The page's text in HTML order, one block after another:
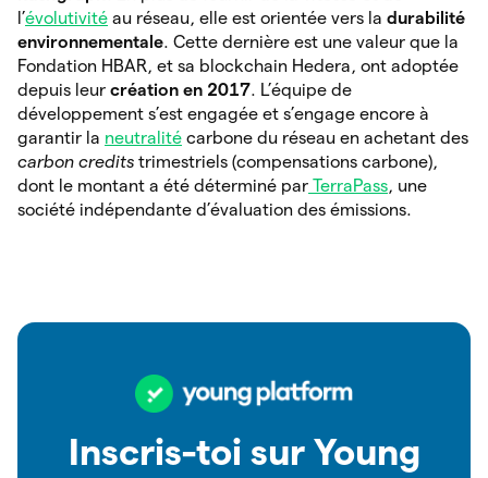
l’évolutivité au réseau, elle est orientée vers la durabilité
environnementale. Cette dernière est une valeur que la
Fondation HBAR, et sa blockchain Hedera, ont adoptée
depuis leur création en 2017. L’équipe de
développement s’est engagée et s’engage encore à
garantir la neutralité carbone du réseau en achetant des
carbon credits trimestriels (compensations carbone),
dont le montant a été déterminé par TerraPass, une
société indépendante d’évaluation des émissions.
Inscris-toi sur Young